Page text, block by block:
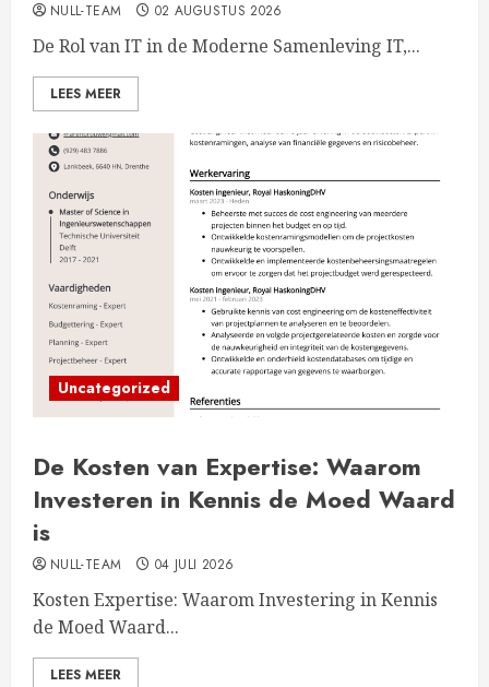
NULL-TEAM 02 AUGUSTUS 2026
De Rol van IT in de Moderne Samenleving IT,...
LEES MEER
Uncategorized
De Kosten van Expertise: Waarom
Investeren in Kennis de Moed Waard
is
NULL-TEAM 04 JULI 2026
Kosten Expertise: Waarom Investering in Kennis
de Moed Waard...
LEES MEER